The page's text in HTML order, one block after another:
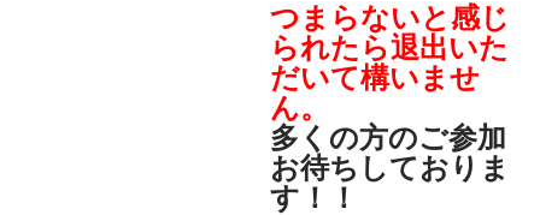
つまらないと感じ
られたら退出いた
だいて構いませ
ん。
多くの方のご参加
お待ちしておりま
す！！